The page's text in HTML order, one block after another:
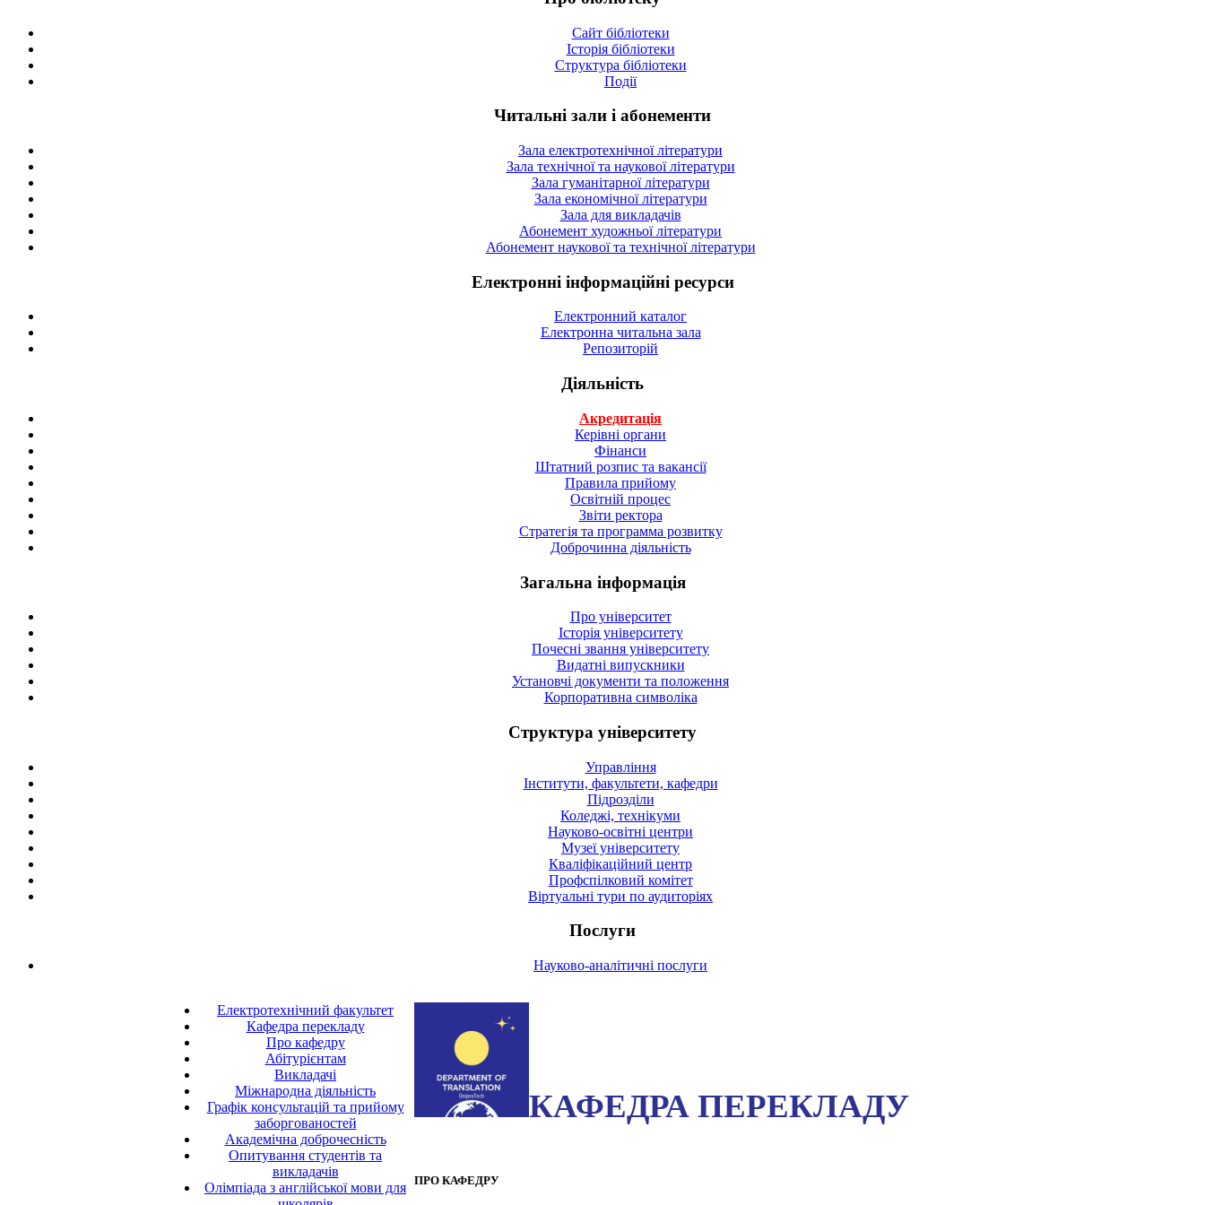
Сайт бібліотеки
Історія бібліотеки
Структура бібліотеки
Події
Читальні зали і абонементи
Зала електротехнічної літератури
Зала технічної та наукової літератури
Зала гуманітарної літератури
Зала економічної літератури
Зала для викладачів
Абонемент художньої літератури
Абонемент наукової та технічної літератури
Електронні інформаційні ресурси
Електронний каталог
Електронна читальна зала
Репозиторій
Діяльність
Акредитація
Керівні органи
Фінанси
Штатний розпис та вакансії
Правила прийому
Освітній процес
Звіти ректора
Стратегія та программа розвитку
Доброчинна діяльність
Загальна інформація
Про університет
Історія університету
Почесні звання університету
Видатні випускники
Установчі документи та положення
Корпоративна символiка
Структура університету
Управління
Інститути, факультети, кафедри
Підрозділи
Коледжі, технікуми
Науково-освітні центри
Музеї університету
Кваліфікаційний центр
Профспілковий комітет
Віртуальні тури по аудиторіях
Послуги
Науково-аналітичні послуги
Електротехнічний факультет
Кафедра перекладу
Про кафедру
Абітурієнтам
Викладачі
Міжнародна діяльність
Графік консультацій та прийому
заборгованостей
Академічна доброчесність
Опитування студентів та
викладачів
Олімпіада з англійської мови для
КАФЕДРА ПЕРЕКЛАДУ
ПРО КАФЕДРУ